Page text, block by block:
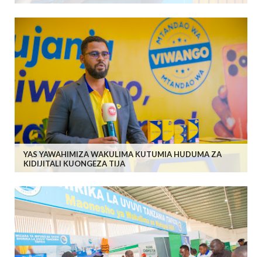
YAS YAWAHIMIZA WAKULIMA KUTUMIA HUDUMA ZA
KIDIJITALI KUONGEZA TIJA